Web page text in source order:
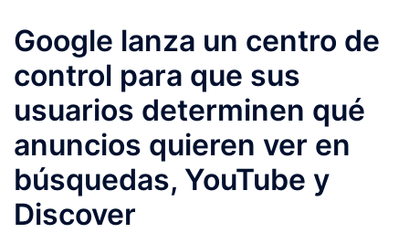
Google lanza un centro de
control para que sus
usuarios determinen qué
anuncios quieren ver en
búsquedas, YouTube y
Discover